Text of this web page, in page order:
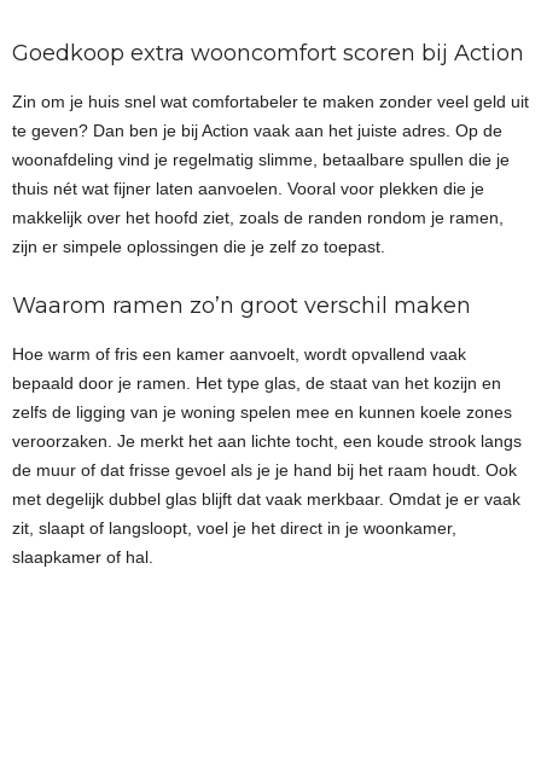
Goedkoop extra wooncomfort scoren bij Action
Zin om je huis snel wat comfortabeler te maken zonder veel geld uit
te geven? Dan ben je bij Action vaak aan het juiste adres. Op de
woonafdeling vind je regelmatig slimme, betaalbare spullen die je
thuis nét wat fijner laten aanvoelen. Vooral voor plekken die je
makkelijk over het hoofd ziet, zoals de randen rondom je ramen,
zijn er simpele oplossingen die je zelf zo toepast.
Waarom ramen zo’n groot verschil maken
Hoe warm of fris een kamer aanvoelt, wordt opvallend vaak
bepaald door je ramen. Het type glas, de staat van het kozijn en
zelfs de ligging van je woning spelen mee en kunnen koele zones
veroorzaken. Je merkt het aan lichte tocht, een koude strook langs
de muur of dat frisse gevoel als je je hand bij het raam houdt. Ook
met degelijk dubbel glas blijft dat vaak merkbaar. Omdat je er vaak
zit, slaapt of langsloopt, voel je het direct in je woonkamer,
slaapkamer of hal.